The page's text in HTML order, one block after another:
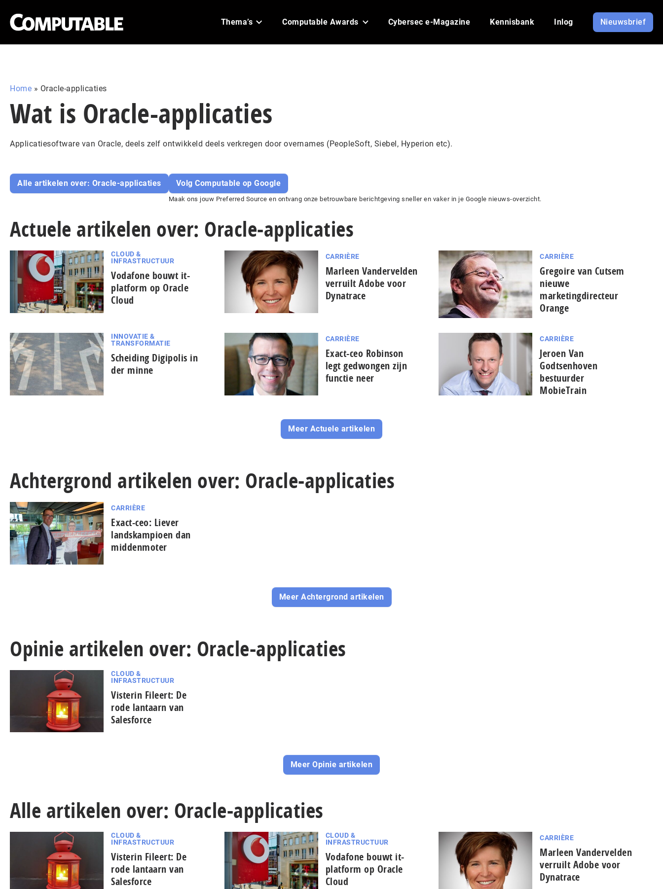
Thema’s Computable Awards Cybersec e-Magazine Kennisbank Inlog Nieuwsbrief
Home » Oracle-applicaties
Wat is Oracle-applicaties
Applicatiesoftware van Oracle, deels zelf ontwikkeld deels verkregen door overnames (PeopleSoft, Siebel, Hyperion etc).
Alle artikelen over: Oracle-applicaties Volg Computable op Google
Maak ons jouw Preferred Source en ontvang onze betrouwbare berichtgeving sneller en vaker in je Google nieuws-overzicht.
Actuele artikelen over: Oracle-applicaties
CLOUD &
INFRASTRUCTUUR
Vodafone bouwt it-
platform op Oracle
Cloud
CARRIÈRE
Marleen Vandervelden
verruilt Adobe voor
Dynatrace
CARRIÈRE
Gregoire van Cutsem
nieuwe
marketingdirecteur
Orange
INNOVATIE &
TRANSFORMATIE
Scheiding Digipolis in
der minne
CARRIÈRE
Exact-ceo Robinson
legt gedwongen zijn
functie neer
CARRIÈRE
Jeroen Van
Godtsenhoven
bestuurder
MobieTrain
Meer Actuele artikelen
Achtergrond artikelen over: Oracle-applicaties
CARRIÈRE
Exact-ceo: Liever
landskampioen dan
middenmoter
Meer Achtergrond artikelen
Opinie artikelen over: Oracle-applicaties
CLOUD &
INFRASTRUCTUUR
Visterin Fileert: De
rode lantaarn van
Salesforce
Meer Opinie artikelen
Alle artikelen over: Oracle-applicaties
CLOUD &
INFRASTRUCTUUR
Visterin Fileert: De
rode lantaarn van
Salesforce
CLOUD &
INFRASTRUCTUUR
Vodafone bouwt it-
platform op Oracle
Cloud
CARRIÈRE
Marleen Vandervelden
verruilt Adobe voor
Dynatrace